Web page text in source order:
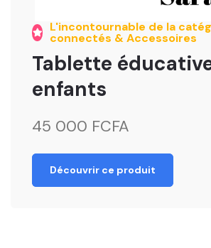
L'incontournable de la
connectés & Accessoires
Tablette
enfants
45 000 FCFA
Découvrir ce produit